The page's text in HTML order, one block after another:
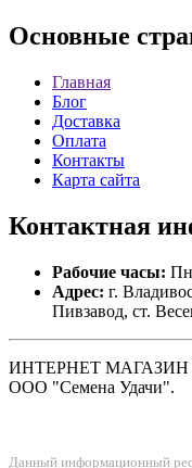
Основные
Главная
Блог
Доставка
Оплата
Контакты
Карта сайта
Контактная
Рабочие часы:
Адрес: г.
Пивзавод, ст.
ИНТЕРНЕТ МАГАЗИН
ООО "Семена Удачи".
Данный информационный